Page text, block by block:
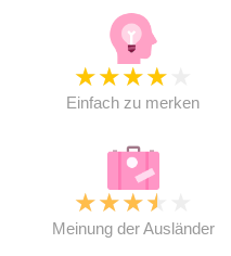
★★★★
Einfach zu merken
★★★★
Meinung der Ausländer